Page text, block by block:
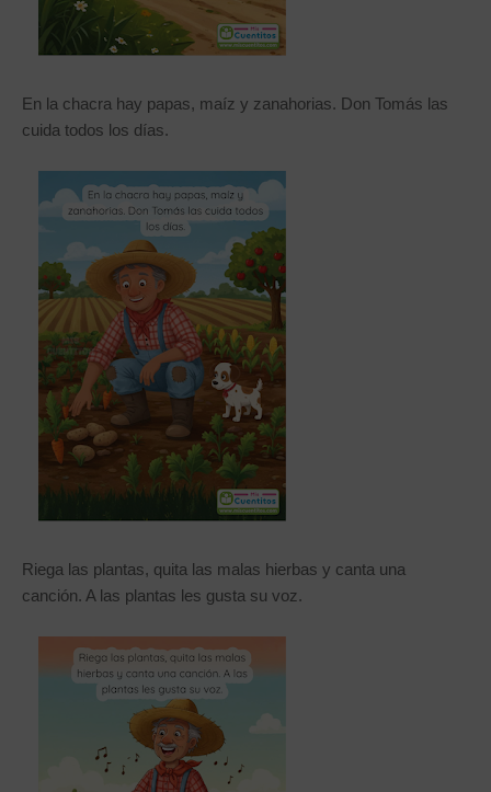
En la chacra hay papas, maíz y zanahorias. Don Tomás las
cuida todos los días.
Riega las plantas, quita las malas hierbas y canta una
canción. A las plantas les gusta su voz.